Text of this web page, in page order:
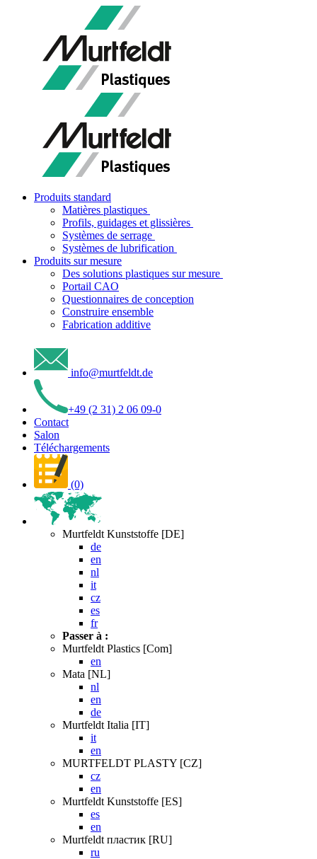
Produits standard
Matières plastiques
Profils, guidages et glissières
Systèmes de serrage
Systèmes de lubrification
Produits sur mesure
Des solutions plastiques sur mesure
Portail CAO
Questionnaires de conception
Construire ensemble
Fabrication additive
info@murtfeldt.de
+49 (2 31) 2 06 09-0
Contact
Salon
Téléchargements
(0)
Murtfeldt Kunststoffe [DE]
de
en
nl
it
cz
es
fr
Passer à :
Murtfeldt Plastics [Com]
en
Mata [NL]
nl
en
de
Murtfeldt Italia [IT]
it
en
MURTFELDT PLASTY [CZ]
cz
en
Murtfeldt Kunststoffe [ES]
es
en
Murtfeldt пластик [RU]
ru